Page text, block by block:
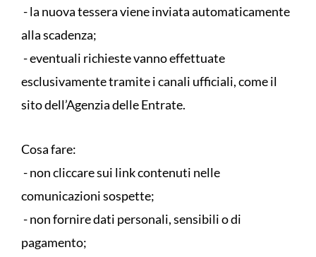
- la nuova tessera viene inviata automaticamente
alla scadenza;
- eventuali richieste vanno effettuate
esclusivamente tramite i canali ufficiali, come il
sito dell’Agenzia delle Entrate.
Cosa fare:
- non cliccare sui link contenuti nelle
comunicazioni sospette;
- non fornire dati personali, sensibili o di
pagamento;